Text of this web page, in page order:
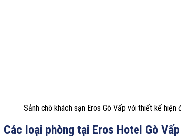
Sảnh chờ khách sạn Eros Gò Vấp với thiết kế hiện
Các loại phòng tại Eros Hotel Gò Vấp